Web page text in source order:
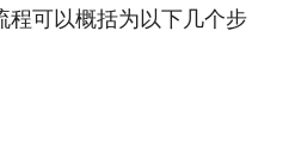
程可以概括为以下几个步